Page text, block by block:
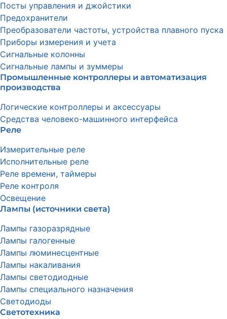
Посты управления и джойстики
Предохранители
Преобразователи частоты, устройства плавного пуска
Приборы измерения и учета
Сигнальные колонны
Сигнальные лампы и зуммеры
Промышленные контроллеры и автоматизация
производства
Логические контроллеры и аксессуары
Средства человеко-машинного интерфейса
Реле
Измерительные реле
Исполнительные реле
Реле времени, таймеры
Реле контроля
Освещение
Лампы (источники света)
Лампы газоразрядные
Лампы галогенные
Лампы люминесцентные
Лампы накаливания
Лампы светодиодные
Лампы специального назначения
Светодиоды
Светотехника